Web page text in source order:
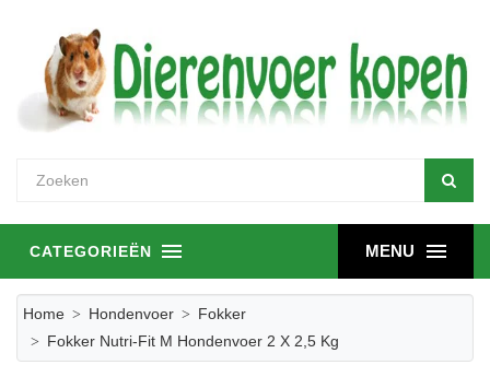
MENU
CATEGORIEËN
Home Hondenvoer
Fokker
Fokker Nutri-Fit M Hondenvoer 2 X 2,5 Kg